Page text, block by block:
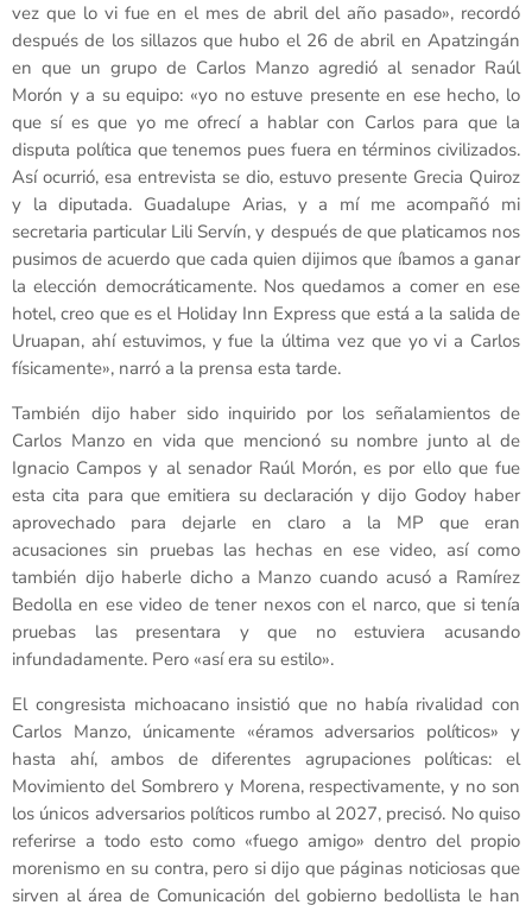
vez que lo vi fue en el mes de abril del año pasado», recordó
después de los sillazos que hubo el 26 de abril en Apatzingán
en que un grupo de Carlos Manzo agredió al senador Raúl
Morón y a su equipo: «yo no estuve presente en ese hecho, lo
que sí es que yo me ofrecí a hablar con Carlos para que la
disputa política que tenemos pues fuera en términos civilizados.
Así ocurrió, esa entrevista se dio, estuvo presente Grecia Quiroz
y la diputada. Guadalupe Arias, y a mí me acompañó mi
secretaria particular Lili Servín, y después de que platicamos nos
pusimos de acuerdo que cada quien dijimos que íbamos a ganar
la elección democráticamente. Nos quedamos a comer en ese
hotel, creo que es el Holiday Inn Express que está a la salida de
Uruapan, ahí estuvimos, y fue la última vez que yo vi a Carlos
físicamente», narró a la prensa esta tarde.
También dijo haber sido inquirido por los señalamientos de
Carlos Manzo en vida que mencionó su nombre junto al de
Ignacio Campos y al senador Raúl Morón, es por ello que fue
esta cita para que emitiera su declaración y dijo Godoy haber
aprovechado para dejarle en claro a la MP que eran
acusaciones sin pruebas las hechas en ese video, así como
también dijo haberle dicho a Manzo cuando acusó a Ramírez
Bedolla en ese video de tener nexos con el narco, que si tenía
pruebas las presentara y que no estuviera acusando
infundadamente. Pero «así era su estilo».
El congresista michoacano insistió que no había rivalidad con
Carlos Manzo, únicamente «éramos adversarios políticos» y
hasta ahí, ambos de diferentes agrupaciones políticas: el
Movimiento del Sombrero y Morena, respectivamente, y no son
los únicos adversarios políticos rumbo al 2027, precisó. No quiso
referirse a todo esto como «fuego amigo» dentro del propio
morenismo en su contra, pero si dijo que páginas noticiosas que
sirven al área de Comunicación del gobierno bedollista le han